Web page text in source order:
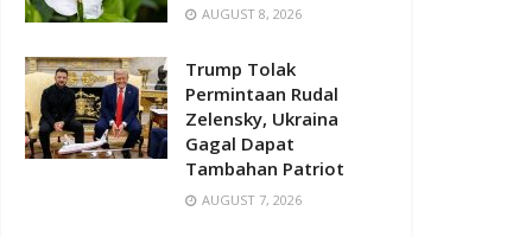
AUGUST 8, 2026
Trump Tolak
Permintaan Rudal
Zelensky, Ukraina
Gagal Dapat
Tambahan Patriot
AUGUST 7, 2026